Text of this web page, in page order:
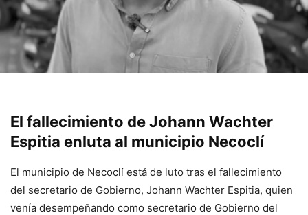
El fallecimiento de Johann Wachter
Espitia enluta al municipio Necoclí
El municipio de Necoclí está de luto tras el fallecimiento
del secretario de Gobierno, Johann Wachter Espitia, quien
venía desempeñando como secretario de Gobierno del